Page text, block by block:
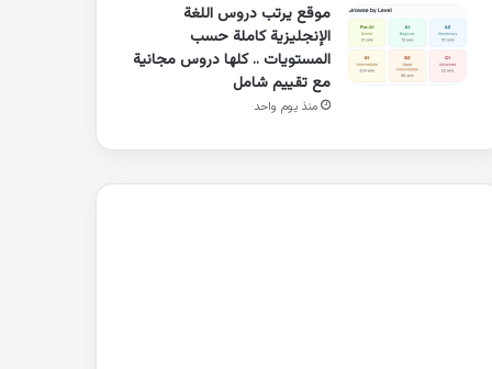
موقع يرتب دروس اللغة
الإنجليزية كاملة حسب
المستويات .. كلها دروس مجانية
مع تقييم شامل
منذ يوم واحد